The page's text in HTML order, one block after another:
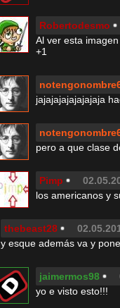
Robertodesmo
Al ver esta
+1
jajajajajajajajaja
pero a que clase
Pimp
los americanos y
thebeast28
y esque además va y
jaimermos98
yo e visto esto!!!